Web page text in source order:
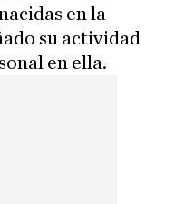
en la
su actividad
en ella.